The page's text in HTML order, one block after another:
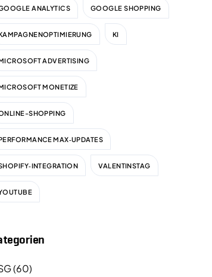
ANALYTICS GOOGLE SHOPPING
KI
ADVERTISING
MONETIZE
SHOPPING
MAX‑UPDATES
VALENTINSTAG
(60)